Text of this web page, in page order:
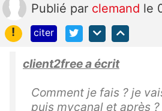
Publié par clemand le
!
citer
client2free a écrit
Comment je fais ? je
puis mycanal et après ?